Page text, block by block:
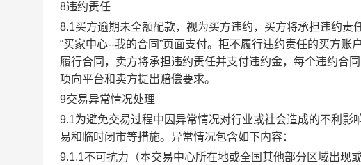
8违约责任
8.1买方逾期未全额配款，视为买方违约，买方将承担违约
“买家中心--我的合同”页面支付。拒不履行违约责任的买方
履行合同，卖方将承担违约责任并支付违约金，每个违约合
项向平台和卖方提出赔偿要求。
9交易异常情况处理
9.1为避免交易过程中因异常情况对行业或社会造成的不利
易和临时闭市等措施。异常情况包含如下内容：
9.1.1不可抗力（本交易中心所在地或全国其他部分区域出现